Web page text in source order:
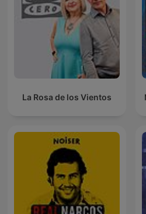
La Rosa de los Vientos